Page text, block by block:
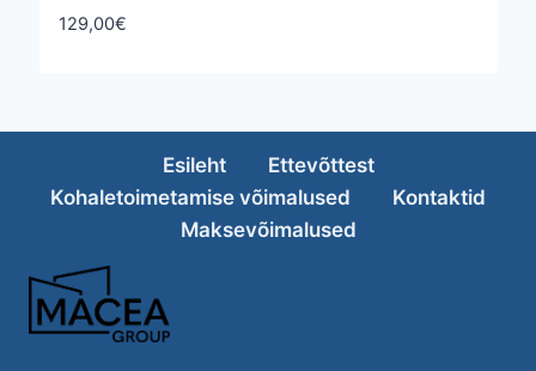
129,00€
Esileht
Ettevõttest
Kohaletoimetamise võimalused
Kontaktid
Maksevõimalused